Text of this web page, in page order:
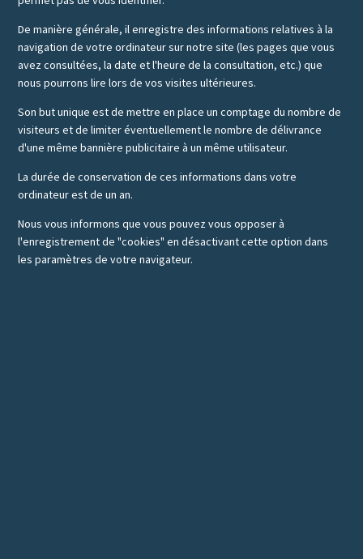
De manière générale, il enregistre des informations relatives à la
navigation de votre ordinateur sur notre site (les pages que vous
avez consultées, la date et l'heure de la consultation, etc.) que
nous pourrons lire lors de vos visites ultérieures.
Son but unique est de mettre en place un comptage du nombre de
visiteurs et de limiter éventuellement le nombre de délivrance
d'une même bannière publicitaire à un même utilisateur.
La durée de conservation de ces informations dans votre
ordinateur est de un an.
Nous vous informons que vous pouvez vous opposer à
l'enregistrement de "cookies" en désactivant cette option dans
les paramètres de votre navigateur.